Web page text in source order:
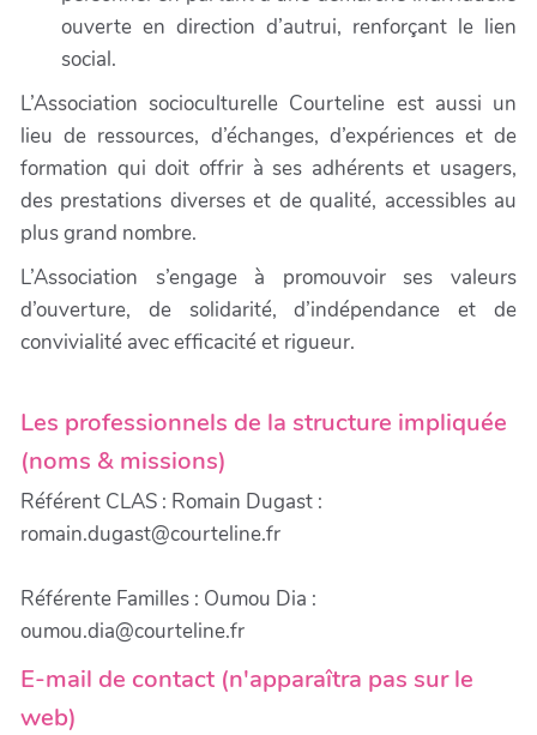
ouverte en direction d’autrui, renforçant le lien
social.
L’Association socioculturelle Courteline est aussi un
lieu de ressources, d’échanges, d’expériences et de
formation qui doit offrir à ses adhérents et usagers,
des prestations diverses et de qualité, accessibles au
plus grand nombre.
L’Association s’engage à promouvoir ses valeurs
d’ouverture, de solidarité, d’indépendance et de
convivialité avec efficacité et rigueur.
Les professionnels de la structure impliquée
(noms & missions)
Référent CLAS : Romain Dugast :
romain.dugast@courteline.fr
Référente Familles : Oumou Dia :
oumou.dia@courteline.fr
E-mail de contact (n'apparaîtra pas sur le
web)